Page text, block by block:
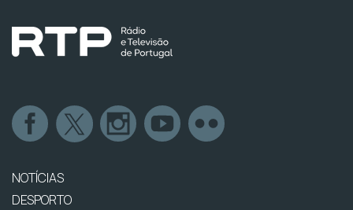
NOTÍCIAS
DESPORTO